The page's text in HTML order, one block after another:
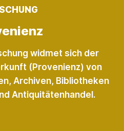
widmet sich der
(Provenienz) von
Archiven, Bibliotheken
Anti­quitäten­handel.